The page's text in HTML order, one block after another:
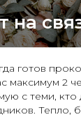
на
готов
максимум 2
с теми, кто
Тепло,